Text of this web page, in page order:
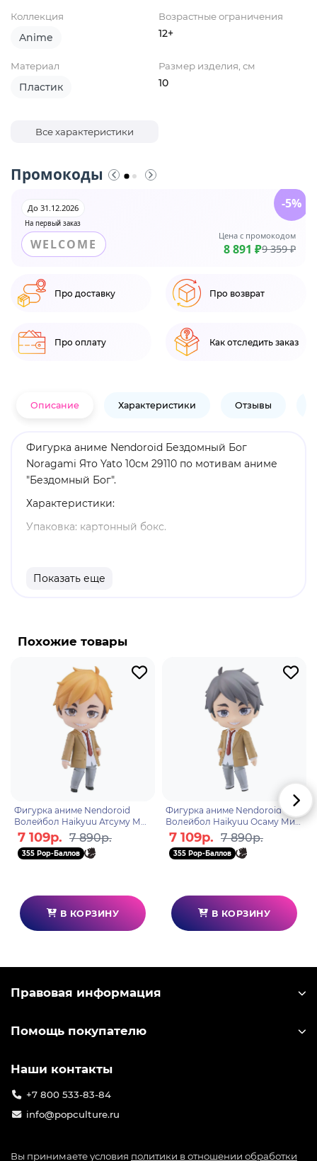
Коллекция
Anime
Возрастные ограничения
12+
Материал
Пластик
Размер изделия, см
10
Все характеристики
Промокоды
На первый заказ
До 31.12.2026
WELCOME
Цена с промокодом
8 891 ₽9 359 ₽
-5%
Про доставку Про возврат
Про оплату Как отследить заказ
Описание Характеристики Отзывы
Фигурка аниме Nendoroid Бездомный Бог
Noragami Ято Yato 10см 29110 по мотивам аниме
"Бездомный Бог".
Характеристики:
Упаковка: картонный бокс.
Высота: 10 см.
Бренд: Good Smile Company.
практически забытый бог погибели без
собственного храма. Ято мечтает стать самым
почитаемым божеством со своим собственным
храмом, окружённым множеством
последователей. Чтобы претворить свою мечту в
действительность, берётся выполнить любую
человеческую просьбу, вплоть до розыска
пропавших котят.
Показать еще
Похожие товары
Фигурка аниме Nendoroid
Волейбол Haikyuu Атсуму Мия
Atsumu Miya School Uniform
Ver 10см 00708
7 109р. 7 890р.
355 Pop-Баллов
В КОРЗИНУ
Фигурка аниме Nendoroid
Волейбол Haikyuu Осаму Мия
Osamu Miya School Uniform
Ver 10см 00715
7 109р. 7 890р.
355 Pop-Баллов
В КОРЗИНУ
Правовая информация
Помощь покупателю
Наши контакты
+7 800 533-83-84
info@popculture.ru
Вы принимаете условия политики в отношении обработки